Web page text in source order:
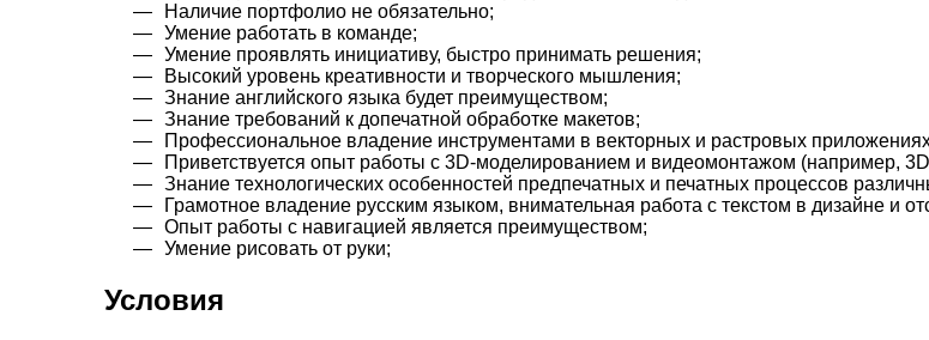
Наличие портфолио не обязательно;
Умение работать в команде;
Умение проявлять инициативу, быстро принимать решения;
Высокий уровень креативности и творческого мышления;
Знание английского языка будет преимуществом;
Знание требований к допечатной обработке макетов;
Профессиональное владение инструментами в векторных и растровых
Приветствуется опыт работы с 3D-моделированием и видеомонтажом (например,
Знание технологических особенностей предпечатных и печатных процессов
Грамотное владение русским языком, внимательная работа с текстом в дизайне и
Опыт работы с навигацией является преимуществом;
Умение рисовать от руки;
Условия